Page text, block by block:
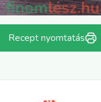
Recept nyomtatás